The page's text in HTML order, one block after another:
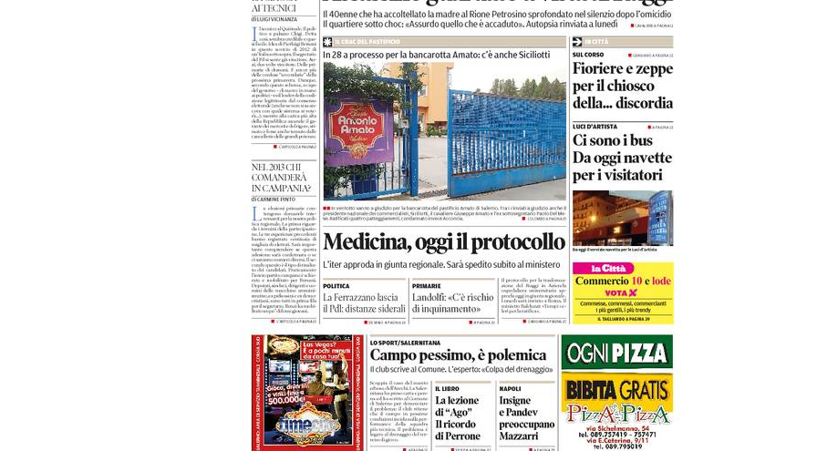
Ok Boomer!
Media
Europa
Altrecose
Mondiali calcio 2026